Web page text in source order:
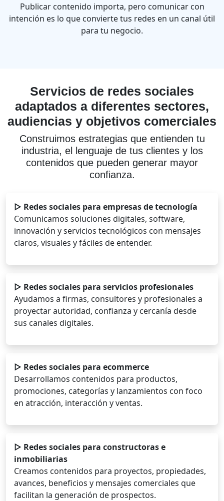
Publicar contenido importa, pero comunicar con
intención es lo que convierte tus redes en un canal útil
para tu negocio.
Servicios de redes sociales
adaptados a diferentes sectores,
audiencias y objetivos comerciales
Construimos estrategias que entienden tu
industria, el lenguaje de tus clientes y los
contenidos que pueden generar mayor
confianza.
▷ Redes sociales para empresas de tecnología
Comunicamos soluciones digitales, software,
innovación y servicios tecnológicos con mensajes
claros, visuales y fáciles de entender.
▷ Redes sociales para servicios profesionales
Ayudamos a firmas, consultores y profesionales a
proyectar autoridad, confianza y cercanía desde
sus canales digitales.
▷ Redes sociales para ecommerce
Desarrollamos contenidos para productos,
promociones, categorías y lanzamientos con foco
en atracción, interacción y ventas.
▷ Redes sociales para constructoras e
inmobiliarias
Creamos contenidos para proyectos, propiedades,
avances, beneficios y mensajes comerciales que
facilitan la generación de prospectos.